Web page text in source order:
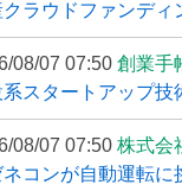
ラウドファンディ
08/07 07:50 創業手
系スタートアップ
08/07 07:50 株式会
ネコンが自動運転